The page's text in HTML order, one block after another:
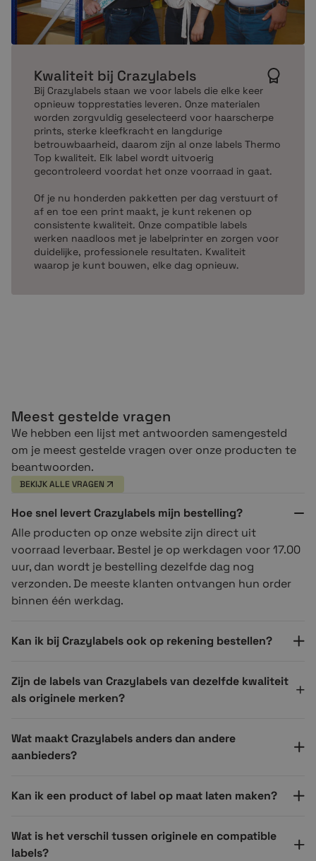
minuten bestelt. Alle producten op onze website
hebben we op voorraad. Dit betekent als je vandaag
besteld voor 17.00 uur dat vandaag je order wordt
De beste service (klanten beoordelen ons met
een 9,7)
Gratis verzending vanaf €99,-
Geen verrassingen, prijzen inclusief btw
Gratis op rekening bestellen
Niet goed = geld terug!
Mocht je vragen hebben, dan zijn wij telefonisch, per
e-mail of via de chat bereikbaar. Waar wacht je op? Sla
in die rollen!
Kwaliteit bij Crazylabels
Bij Crazylabels staan we voor labels die elke keer
opnieuw topprestaties leveren. Onze materialen
worden zorgvuldig geselecteerd voor haarscherpe
prints, sterke kleefkracht en langdurige
betrouwbaarheid, daarom zijn al onze labels Thermo
Top kwaliteit. Elk label wordt uitvoerig
gecontroleerd voordat het onze voorraad in gaat.
Of je nu honderden pakketten per dag verstuurt of
af en toe een print maakt, je kunt rekenen op
consistente kwaliteit. Onze compatible labels
werken naadloos met je labelprinter en zorgen voor
duidelijke, professionele resultaten. Kwaliteit
waarop je kunt bouwen, elke dag opnieuw.
Meest gestelde vragen
We hebben een lijst met antwoorden samengesteld
om je meest gestelde vragen over onze producten te
beantwoorden.
BEKIJK ALLE VRAGEN
Hoe snel levert Crazylabels mijn bestelling?
Alle producten op onze website zijn direct uit
voorraad leverbaar. Bestel je op werkdagen voor 17.00
uur, dan wordt je bestelling dezelfde dag nog
verzonden. De meeste klanten ontvangen hun order
binnen één werkdag.
Kan ik bij Crazylabels ook op rekening bestellen?
Zijn de labels van Crazylabels van dezelfde kwaliteit
als originele merken?
Wat maakt Crazylabels anders dan andere
aanbieders?
Kan ik een product of label op maat laten maken?
Wat is het verschil tussen originele en compatible
labels?